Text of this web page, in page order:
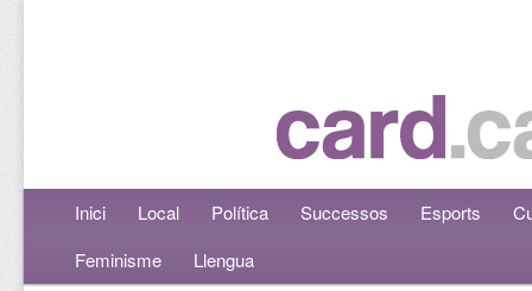
Menú principalAneu al contingut principal
Aneu al contingut secundari
Inici Local Política Successos Esports
Feminisme
Llengua